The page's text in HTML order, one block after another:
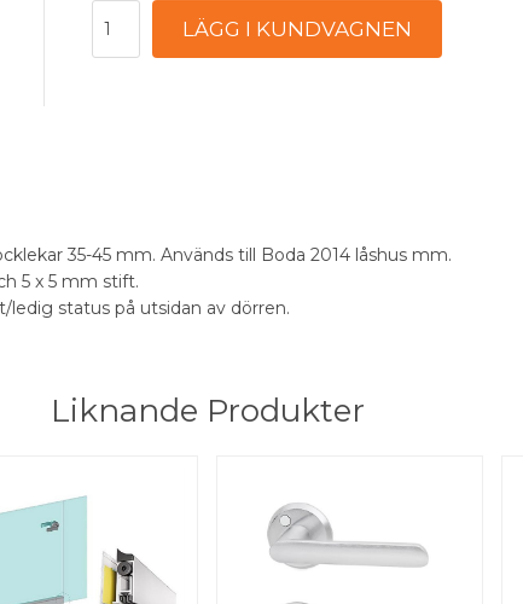
35-45 mm. Används till Boda 2014 låshus mm.
5 x 5 mm stift.
status på utsidan av dörren.
Liknande Produkter